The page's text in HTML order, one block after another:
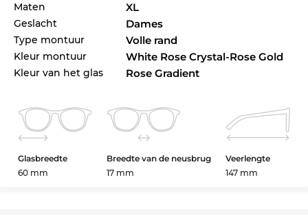
altijd bij de tijd bent. Een andere kleur zou
eigenlijk beter bij uw favoriete outfit staan? Check
ook de andere stijlen van der CRS-014 in ons
assortiment van 2018 en 2019Christian Roth.
uitgesprokenheid onderstrepen de klassieke
chicheid. Ook functioneel zit u hier natuurlijk
helemaal goed. Met 100%
UV-bescherming
uw ogen kan de zon zijn gezicht laten zien.
Maten XL
Geslacht Dames
Type montuur Volle rand
Kleur montuur White Rose Crystal-Rose Gold
Kleur van het glas Rose Gradient
Glasbreedte
60 mm
Breedte van de neusbrug
17 mm
Veerlengte
147 mm